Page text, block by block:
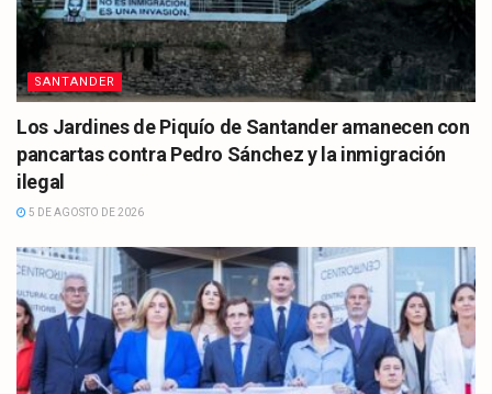
SANTANDER
Los Jardines de Piquío de Santander amanecen con
pancartas contra Pedro Sánchez y la inmigración
ilegal
5 DE AGOSTO DE 2026